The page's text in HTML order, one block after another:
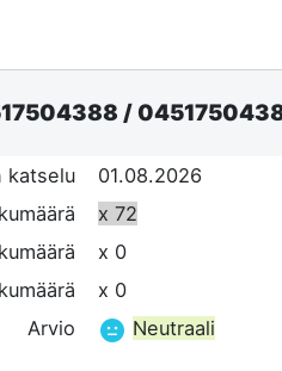
/
katselu
01.08.2026
x 72
x 0
x 0
Arvio
Neutraali